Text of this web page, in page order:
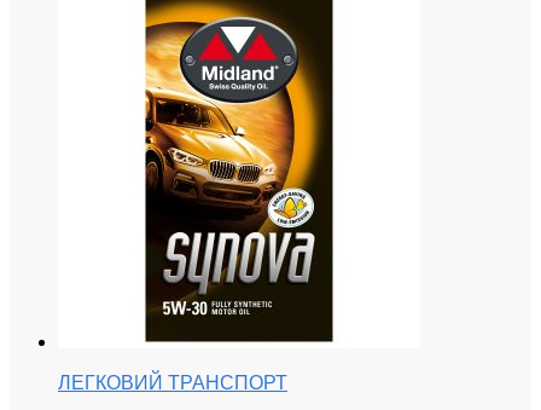
ЛЕГКОВИЙ ТРАНСПОРТ